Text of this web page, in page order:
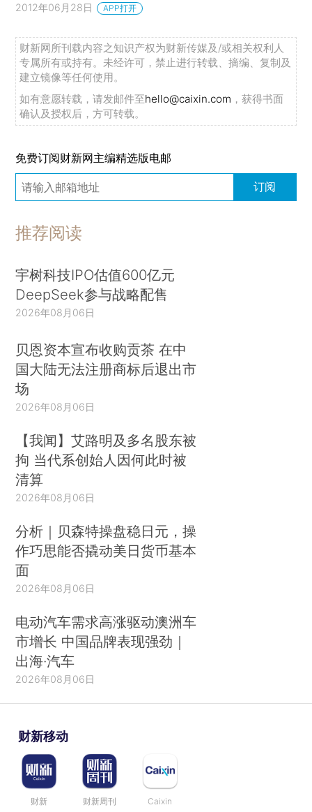
2012年06月28日 APP打开
财新网所刊载内容之知识产权为财新传媒及/或相关权利人
专属所有或持有。未经许可，禁止进行转载、摘编、复制及
建立镜像等任何使用。
如有意愿转载，请发邮件至hello@caixin.com ，获得书面
确认及授权后，方可转载。
免费订阅财新网主编精选版电邮
订阅
推荐阅读
宇树科技IPO估值600亿元
DeepSeek参与战略配售
2026年08月06日
贝恩资本宣布收购贡茶 在中
国大陆无法注册商标后退出市
场
2026年08月06日
【我闻】艾路明及多名股东被
拘 当代系创始人因何此时被
清算
2026年08月06日
分析｜贝森特操盘稳日元，操
作巧思能否撬动美日货币基本
面
2026年08月06日
电动汽车需求高涨驱动澳洲车
市增长 中国品牌表现强劲｜
出海·汽车
2026年08月06日
财新移动
财新 财新周刊 Caixin